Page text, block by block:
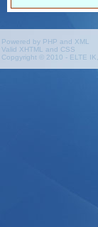
Powered by PHP and XML
Valid XHTML and CSS
Copgyright © 2010 - ELTE